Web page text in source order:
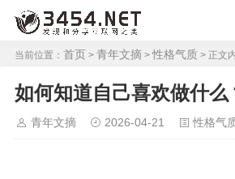
当前位置： 首页 > 青年文摘 > 性格气质 > 正文
如何知道自己喜欢做什么
青年文摘 2026-04-21 性格气